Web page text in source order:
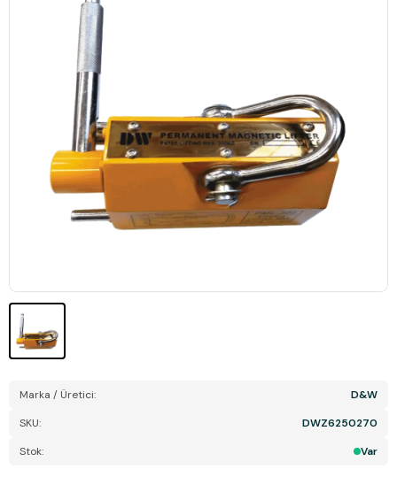
Marka / Üretici:
D&W
SKU:
DWZ6250270
Stok:
Var